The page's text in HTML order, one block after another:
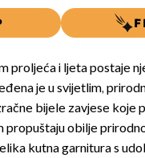
proljeća i ljeta postaje
je u svijetlim,
bijele zavjese koje
propuštaju obilje
kutna garnitura s